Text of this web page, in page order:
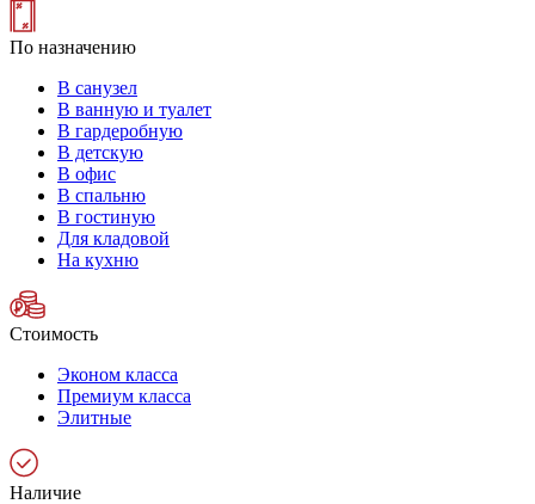
По назначению
В санузел
В ванную и туалет
В гардеробную
В детскую
В офис
В спальню
В гостиную
Для кладовой
На кухню
Стоимость
Эконом класса
Премиум класса
Элитные
Наличие